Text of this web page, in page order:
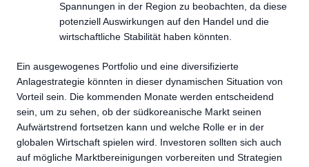
Spannungen in der Region zu beobachten, da diese
potenziell Auswirkungen auf den Handel und die
wirtschaftliche Stabilität haben könnten.
Ein ausgewogenes Portfolio und eine diversifizierte
Anlagestrategie könnten in dieser dynamischen Situation von
Vorteil sein. Die kommenden Monate werden entscheidend
sein, um zu sehen, ob der südkoreanische Markt seinen
Aufwärtstrend fortsetzen kann und welche Rolle er in der
globalen Wirtschaft spielen wird. Investoren sollten sich auch
auf mögliche Marktbereinigungen vorbereiten und Strategien